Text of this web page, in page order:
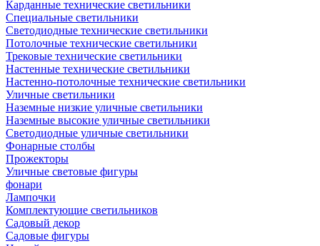
Карданные технические светильники
Специальные светильники
Светодиодные технические светильники
Потолочные технические светильники
Трековые технические светильники
Настенные технические светильники
Настенно-потолочные технические светильники
Уличные светильники
Наземные низкие уличные светильники
Наземные высокие уличные светильники
Светодиодные уличные светильники
Фонарные столбы
Прожекторы
Уличные световые фигуры
фонари
Лампочки
Комплектующие светильников
Садовый декор
Садовые фигуры